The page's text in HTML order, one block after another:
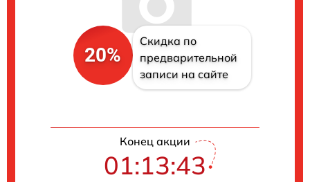
20%
Скидка по
предварительной
записи на сайте
Конец акции
01:13:43